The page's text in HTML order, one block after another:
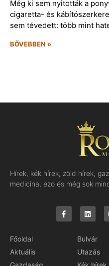
Még ki sem nyitották a
cigaretta- és
sem tévedett: több mint
BŐVEBBEN »
Hírek, kék hírek, zöld hírek,
medicina, ezo és még sok
Főoldal
Aktuális
Bulvár
Utazás